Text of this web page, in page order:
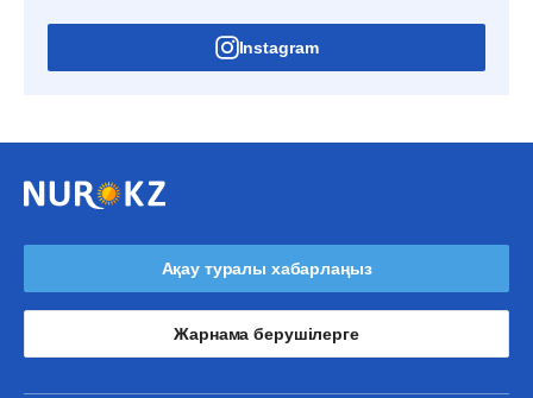
Instagram
Ақау туралы хабарлаңыз
Жарнама берушілерге